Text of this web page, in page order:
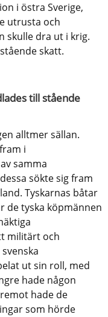
i östra Sverige,
utrusta och
skulle dra ut i krig.
skatt.
till stående
alltmer sällan.
i
samma
sökte sig fram
Tyskarnas båtar
de tyska köpmännen
militärt och
ut sin roll, med
hade någon
hade de
som hörde